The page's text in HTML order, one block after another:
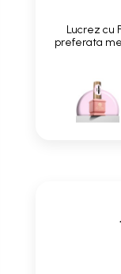
Lucrez cu
preferata